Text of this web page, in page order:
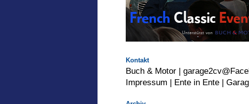
Kontakt
Buch & Motor |
Impressum | Ente in Ente |